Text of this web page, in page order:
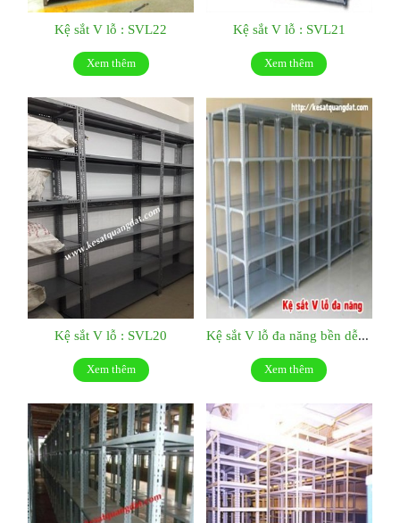
Kệ sắt V lỗ : SVL22
Xem thêm
Kệ sắt V lỗ : SVL21
Xem thêm
Kệ sắt V lỗ : SVL20
Xem thêm
Kệ sắt V lỗ đa năng bền dễ tháo lắp: SVL19
Xem thêm